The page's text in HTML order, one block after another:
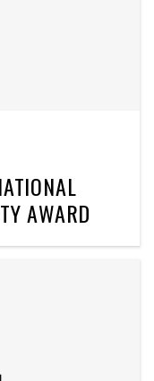
AWARD